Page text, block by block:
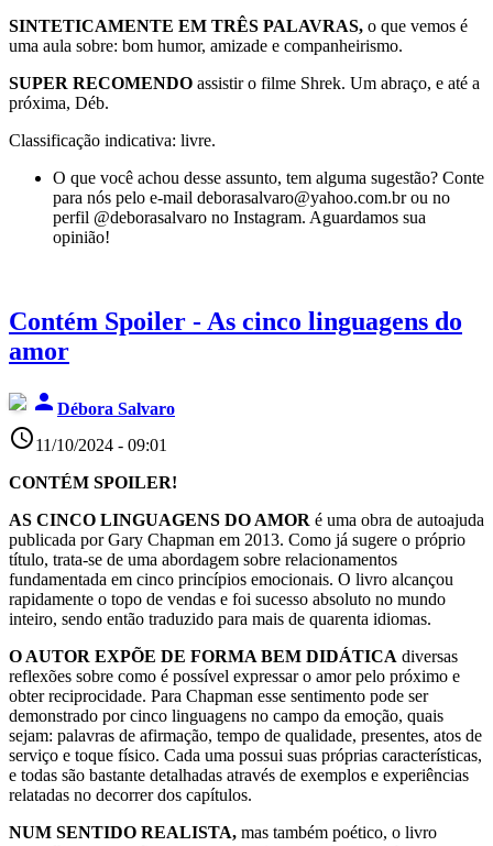
SINTETICAMENTE EM TRÊS PALAVRAS, o que vemos é
uma aula sobre: bom humor, amizade e companheirismo.
SUPER RECOMENDO assistir o filme Shrek. Um abraço, e até a
próxima, Déb.
Classificação indicativa: livre.
O que você achou desse assunto, tem alguma sugestão? Conte
para nós pelo e-mail deborasalvaro@yahoo.com.br ou no
perfil @deborasalvaro no Instagram. Aguardamos sua
opinião!
Contém Spoiler - As cinco linguagens do
amor
person Débora Salvaro
access_time11/10/2024 - 09:01
CONTÉM SPOILER!
AS CINCO LINGUAGENS DO AMOR é uma obra de autoajuda
publicada por Gary Chapman em 2013. Como já sugere o próprio
título, trata-se de uma abordagem sobre relacionamentos
fundamentada em cinco princípios emocionais. O livro alcançou
rapidamente o topo de vendas e foi sucesso absoluto no mundo
inteiro, sendo então traduzido para mais de quarenta idiomas.
O AUTOR EXPÕE DE FORMA BEM DIDÁTICA diversas
reflexões sobre como é possível expressar o amor pelo próximo e
obter reciprocidade. Para Chapman esse sentimento pode ser
demonstrado por cinco linguagens no campo da emoção, quais
sejam: palavras de afirmação, tempo de qualidade, presentes, atos de
serviço e toque físico. Cada uma possui suas próprias características,
e todas são bastante detalhadas através de exemplos e experiências
relatadas no decorrer dos capítulos.
NUM SENTIDO REALISTA, mas também poético, o livro